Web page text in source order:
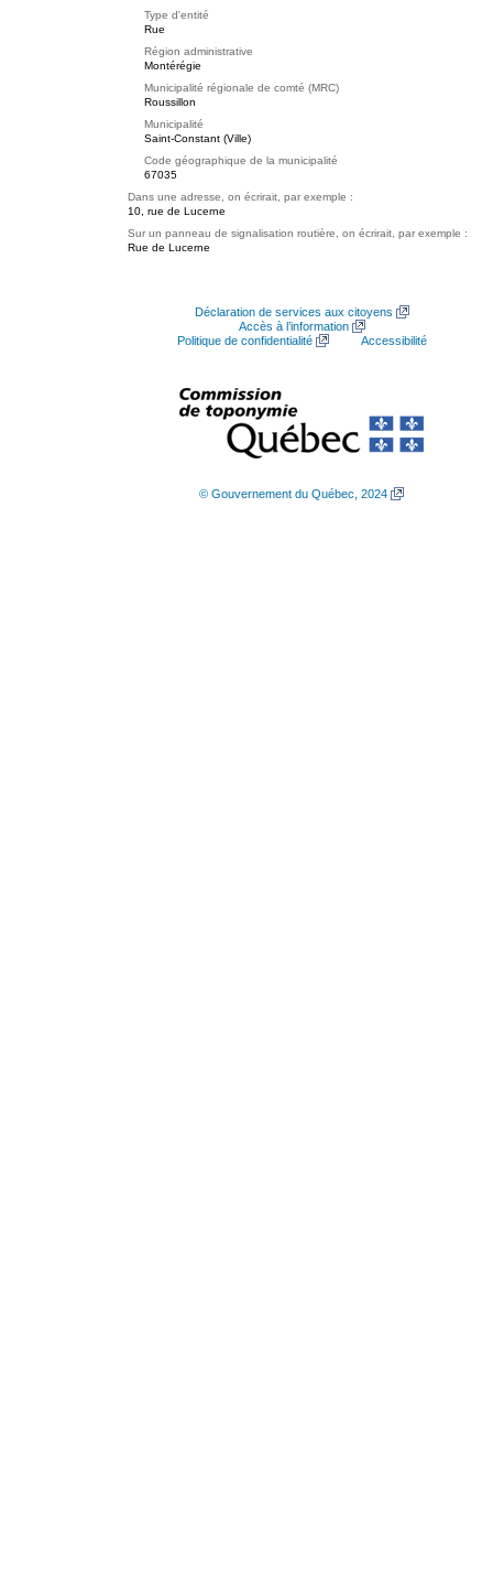
Type d'entité
Rue
Région administrative
Montérégie
Municipalité régionale de comté (MRC)
Roussillon
Municipalité
Saint-Constant (Ville)
Code géographique de la municipalité
67035
Dans une adresse, on écrirait, par exemple :
10, rue de Lucerne
Sur un panneau de signalisation routière, on écrirait, par exemple :
Rue de Lucerne
Déclaration de services aux citoyens
Accès à l’information
Politique de confidentialité
Accessibilité
© Gouvernement du Québec, 2024